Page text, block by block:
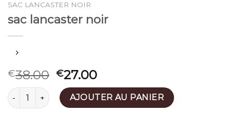
SAC LANCASTER NOIR
sac lancaster noir
€38.00 €27.00
quantité de sac lancaster noirAJOUTER AU PANIER